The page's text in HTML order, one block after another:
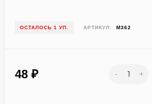
ОСТАЛОСЬ 1 УП. АРТИКУЛ: М362
48 ₽ - +